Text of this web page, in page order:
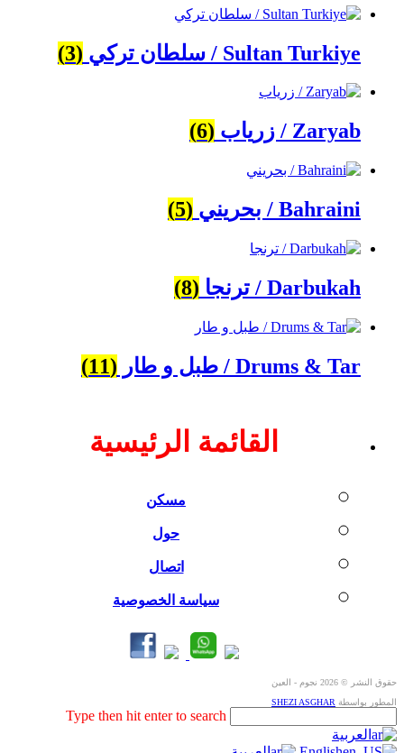
Sultan Turkiye / سلطان تركي (3)
Zaryab / زرياب (6)
Bahraini / بحريني (5)
Darbukah / ترنجا (8)
Drums & Tar / طبل و طار (11)
القائمة الرئيسية
مسكن
حول
اتصال
سياسة الخصوصية
حقوق النشر © 2026 نجوم - العين
المطور بواسطة SHEZI ASGHAR
this
website
Type then hit enter to search
العربية